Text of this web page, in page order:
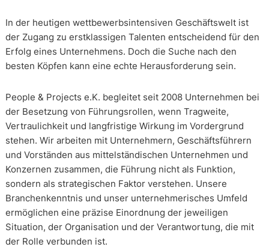
In der heutigen wettbewerbsintensiven Geschäftswelt ist
der Zugang zu erstklassigen Talenten entscheidend für den
Erfolg eines Unternehmens. Doch die Suche nach den
besten Köpfen kann eine echte Herausforderung sein.
People & Projects e.K. begleitet seit 2008 Unternehmen bei
der Besetzung von Führungsrollen, wenn Tragweite,
Vertraulichkeit und langfristige Wirkung im Vordergrund
stehen. Wir arbeiten mit Unternehmern, Geschäftsführern
und Vorständen aus mittelständischen Unternehmen und
Konzernen zusammen, die Führung nicht als Funktion,
sondern als strategischen Faktor verstehen. Unsere
Branchenkenntnis und unser unternehmerisches Umfeld
ermöglichen eine präzise Einordnung der jeweiligen
Situation, der Organisation und der Verantwortung, die mit
der Rolle verbunden ist.